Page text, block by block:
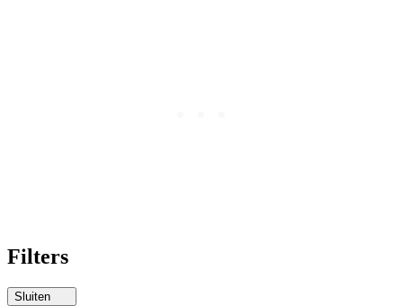
Filters
Sluiten